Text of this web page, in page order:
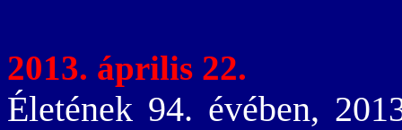
2013. április 22.
Életének 94. évében,